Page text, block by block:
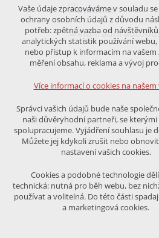
Technická cookies
nutná pro provozování webu
udržení kontextu stránek
případná přihlášení, volby
analytická pro anonymizované
vyhodnocení návštěvnosti
marketingová cookies (Google)
Více informací o cookies na našem
ODMÍTNOUT VŠE
Vaše údaje zpracováváme v souladu
ochrany osobních údajů z důvodu
potřeb: zpětná vazba od
analytických statistik používání
nebo přístup k informacím na vašem
měření obsahu, reklama a vývoj
Více informací o cookies na našem
Správci vašich údajů bude naše
naši důvěryhodní partneři, se kterými
spolupracujeme. Vyjádření souhlasu je
Můžete jej kdykoli zrušit nebo
nastavení vašich cookies.
Cookies a podobné technologie
technická: nutná pro běh webu, bez
používat a volitelná. Do této části
a marketingová cookies.